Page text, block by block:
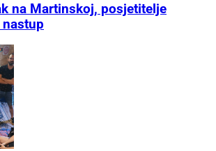
na Martinskoj, posjetitelje